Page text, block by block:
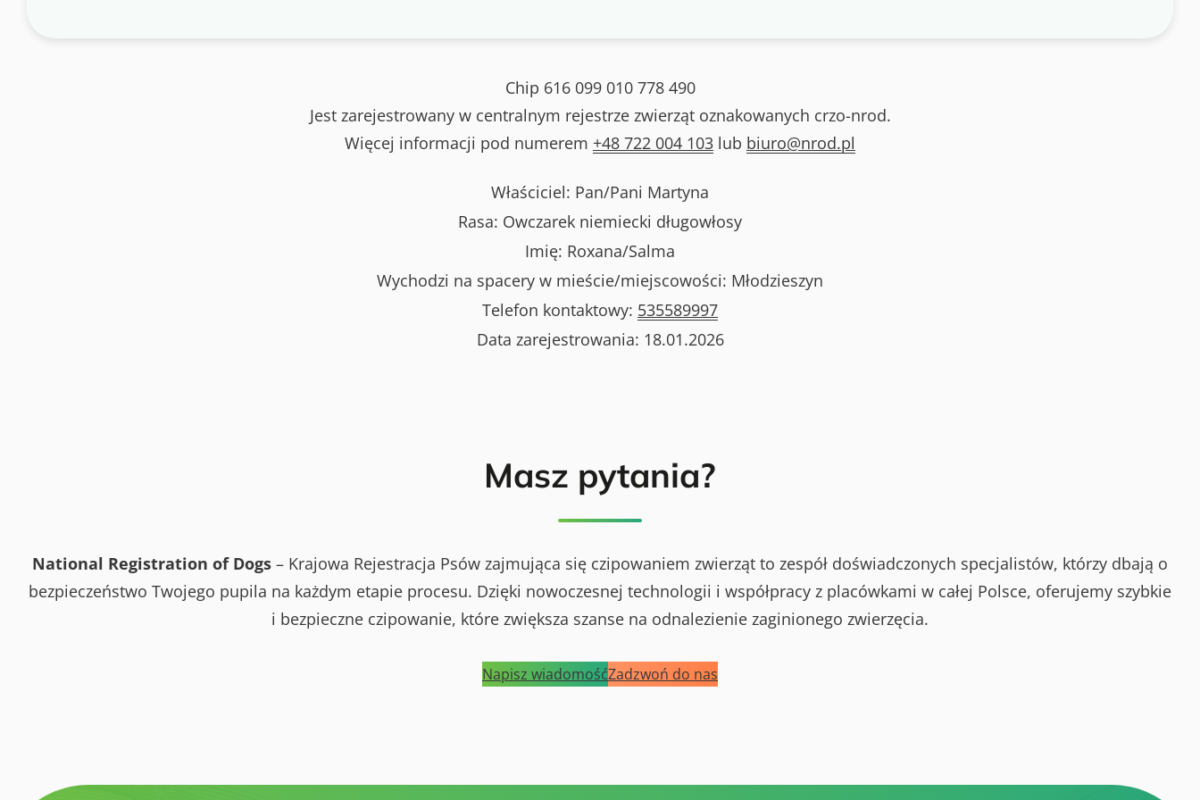
Chip 616 099 010 778 490
Jest zarejestrowany w centralnym rejestrze zwierząt oznakowanych crzo-nrod.
Więcej informacji pod numerem +48 722 004 103 lub biuro@nrod.pl
Właściciel: Pan/Pani Martyna
Rasa: Owczarek niemiecki długowłosy
Imię: Roxana/Salma
Wychodzi na spacery w mieście/miejscowości: Młodzieszyn
Telefon kontaktowy: 535589997
Data zarejestrowania: 18.01.2026
Masz pytania?
National Registration of Dogs – Krajowa Rejestracja Psów zajmująca się czipowaniem zwierząt to zespół doświadczonych specjalistów, którzy dbają o
bezpieczeństwo Twojego pupila na każdym etapie procesu. Dzięki nowoczesnej technologii i współpracy z placówkami w całej Polsce, oferujemy szybkie
i bezpieczne czipowanie, które zwiększa szanse na odnalezienie zaginionego zwierzęcia.
Napisz wiadomośćZadzwoń do nas